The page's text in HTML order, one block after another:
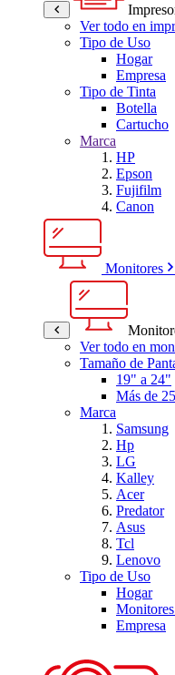
Ver todo en
Tipo de Uso
Hogar
Empresa
Tipo de Tinta
Botella
Cartucho
Marca
HP
Epson
Fujifilm
Canon
Monitores
Ver todo en
Tamaño de
19" a 24"
Más de
Marca
Samsung
Hp
LG
Kalley
Acer
Predator
Asus
Tcl
Lenovo
Tipo de Uso
Hogar
Empresa